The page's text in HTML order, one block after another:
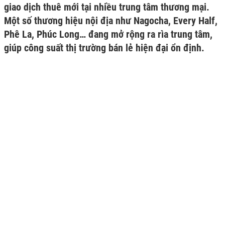
giao dịch thuê mới tại nhiều trung tâm thương mại.
Một số thương hiệu nội địa như Nagocha, Every Half,
Phê La, Phúc Long… đang mở rộng ra rìa trung tâm,
giúp công suất thị trường bán lẻ hiện đại ổn định.